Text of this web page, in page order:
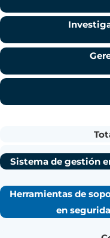
Sistema de gestión
Herramientas de
en